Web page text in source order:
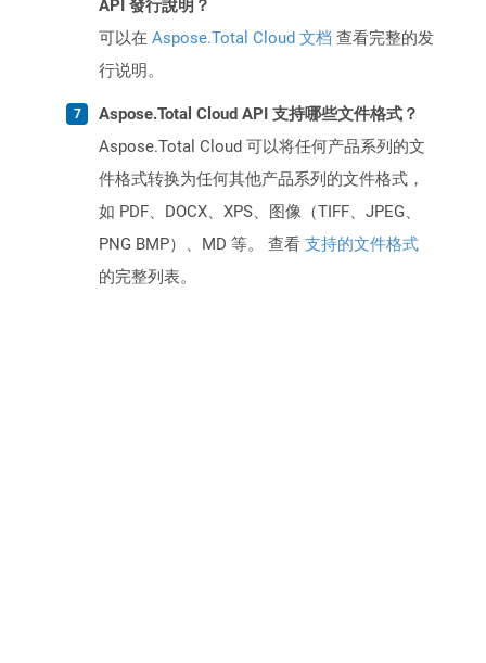
API 發行說明？
可以在 Aspose.Total Cloud 文档 查看完整的发
行说明。
Aspose.Total Cloud API 支持哪些文件格式？
Aspose.Total Cloud 可以将任何产品系列的文
件格式转换为任何其他产品系列的文件格式，
如 PDF、DOCX、XPS、图像（TIFF、JPEG、
PNG BMP）、MD 等。 查看 支持的文件格式
的完整列表。